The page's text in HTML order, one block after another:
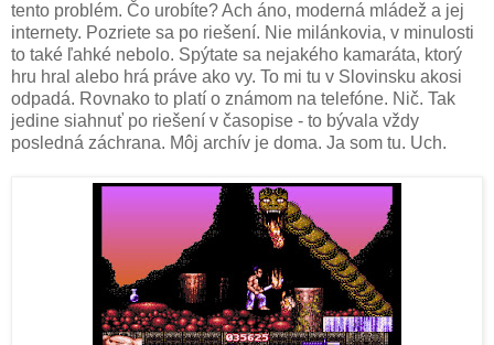
tento problém. Čo urobíte? Ach áno, moderná mládež a jej
internety. Pozriete sa po riešení. Nie milánkovia, v minulosti
to také ľahké nebolo. Spýtate sa nejakého kamaráta, ktorý
hru hral alebo hrá práve ako vy. To mi tu v Slovinsku akosi
odpadá. Rovnako to platí o známom na telefóne. Nič. Tak
jedine siahnuť po riešení v časopise - to bývala vždy
posledná záchrana. Môj archív je doma. Ja som tu. Uch.